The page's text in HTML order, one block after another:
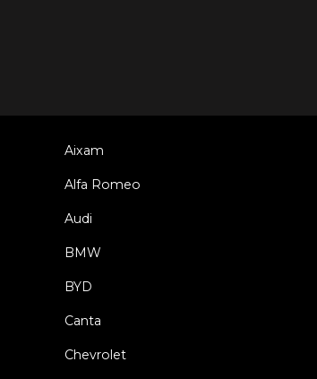
Aixam
Alfa Romeo
Audi
BMW
BYD
Canta
Chevrolet